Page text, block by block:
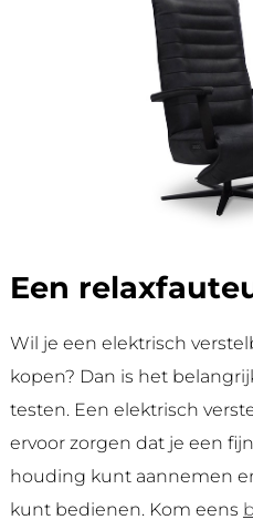
Een
Wil je een elektrisch
kopen? Dan is het
testen. Een elektrisch
ervoor zorgen dat je een
houding kunt aannemen
kunt bedienen. Kom eens